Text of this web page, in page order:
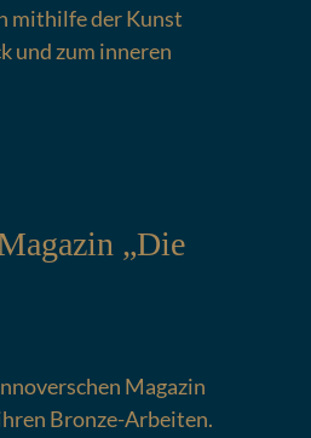
mithilfe der Kunst
und zum inneren
„Die
Magazin
Bronze-Arbeiten.